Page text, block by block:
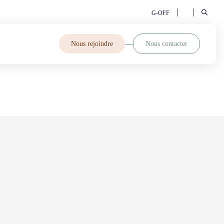
Nous rejoindre Nous contacter
G-OFF